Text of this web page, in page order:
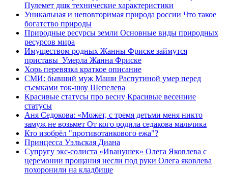
Пулемет дшк технические характеристики
Уникальная и неповторимая природа россии Что такое
богатство природы
Природные ресурсы земли Основные виды природных
ресурсов мира
Имуществом родных Жанны Фриске займутся
приставы Умерла Жанна Фриске
Хорь перевязка краткое описание
СМИ: бывший муж Маши Распутиной умер перед
съемками ток-шоу Шепелева
Красивые статусы про весну Красивые весенние
статусы
Аня Седокова: «Может, с тремя детьми меня никто
замуж не возьмет От кого родила седакова мальчика
Кто изобрёл "противотанкового ежа"?
Принцесса Уэльская Диана
Супругу экс-солиста «Иванушек» Олега Яковлева с
церемонии прощания несли под руки Олега яковлева
похоронили на кладбище